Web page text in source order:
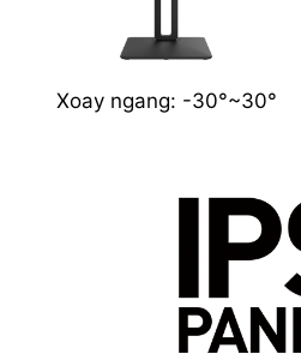
Xoay ngang: -30°~30°